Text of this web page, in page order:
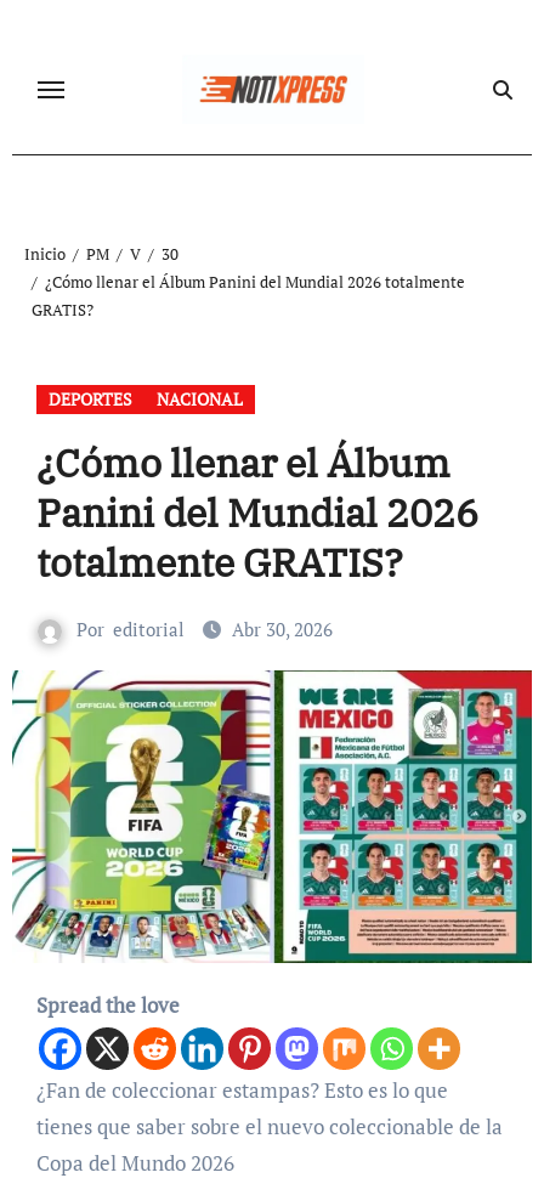
contenido
Inicio PM V
30
¿Cómo llenar el Álbum Panini del Mundial 2026 totalmente
GRATIS?
DEPORTES NACIONAL
¿Cómo llenar el Álbum
Panini del Mundial 2026
totalmente GRATIS?
Por editorial Abr 30, 2026
Spread the love
¿Fan de coleccionar estampas? Esto es lo que
tienes que saber sobre el nuevo coleccionable de la
Copa del Mundo 2026